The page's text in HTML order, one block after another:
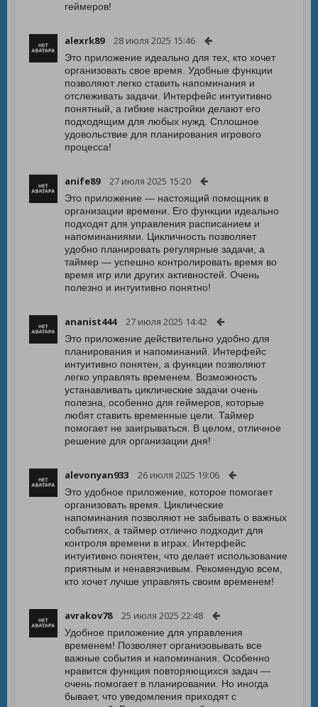
геймеров!
alexrk89 28 июля 2025 15:46
Это приложение идеально для тех, кто хочет
организовать свое время. Удобные функции
позволяют легко ставить напоминания и
отслеживать задачи. Интерфейс интуитивно
понятный, а гибкие настройки делают его
подходящим для любых нужд. Сплошное
удовольствие для планирования игрового
процесса!
anife89 27 июля 2025 15:20
Это приложение — настоящий помощник в
организации времени. Его функции идеально
подходят для управления расписанием и
напоминаниями. Цикличность позволяет
удобно планировать регулярные задачи, а
таймер — успешно контролировать время во
время игр или других активностей. Очень
полезно и интуитивно понятно!
ananist444 27 июля 2025 14:42
Это приложение действительно удобно для
планирования и напоминаний. Интерфейс
интуитивно понятен, а функции позволяют
легко управлять временем. Возможность
устанавливать циклические задачи очень
полезна, особенно для геймеров, которые
любят ставить временные цели. Таймер
помогает не заигрываться. В целом, отличное
решение для организации дня!
alevonyan933 26 июля 2025 19:06
Это удобное приложение, которое помогает
организовать время. Циклические
напоминания позволяют не забывать о важных
событиях, а таймер отлично подходит для
контроля времени в играх. Интерфейс
интуитивно понятен, что делает использование
приятным и ненавязчивым. Рекомендую всем,
кто хочет лучше управлять своим временем!
avrakov78 25 июля 2025 22:48
Удобное приложение для управления
временем! Позволяет организовывать все
важные события и напоминания. Особенно
нравится функция повторяющихся задач —
очень помогает в планировании. Но иногда
бывает, что уведомления приходят с